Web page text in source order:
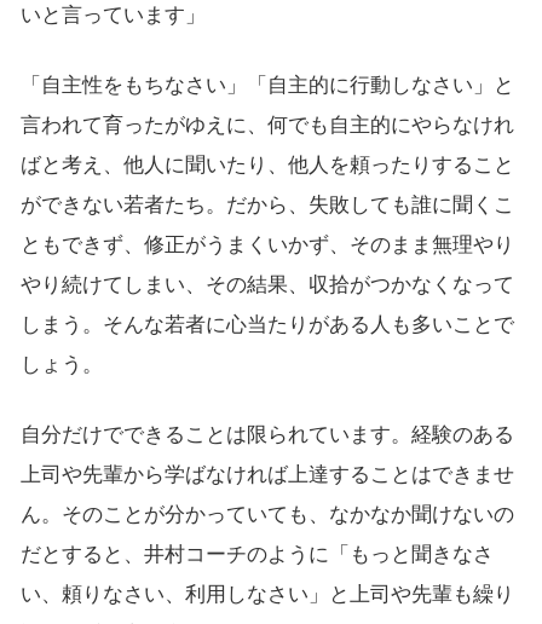
いと言っています」
「自主性をもちなさい」「自主的に行動しなさい」と
言われて育ったがゆえに、何でも自主的にやらなけれ
ばと考え、他人に聞いたり、他人を頼ったりすること
ができない若者たち。だから、失敗しても誰に聞くこ
ともできず、修正がうまくいかず、そのまま無理やり
やり続けてしまい、その結果、収拾がつかなくなって
しまう。そんな若者に心当たりがある人も多いことで
しょう。
自分だけでできることは限られています。経験のある
上司や先輩から学ばなければ上達することはできませ
ん。そのことが分かっていても、なかなか聞けないの
だとすると、井村コーチのように「もっと聞きなさ
い、頼りなさい、利用しなさい」と上司や先輩も繰り